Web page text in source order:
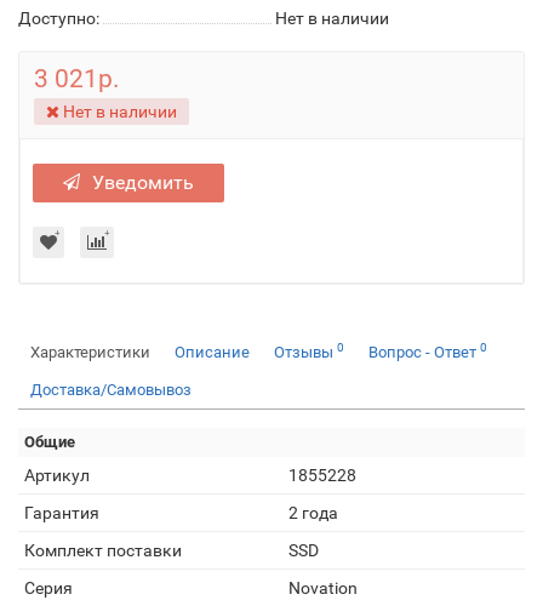
Доступно:
Нет в наличии
3 021р.
Нет в наличии
Уведомить
Характеристики Описание Отзывы 0 Вопрос - Ответ 0
Доставка/Самовывоз
Общие
Артикул
1855228
Гарантия
2 года
Комплект поставки
SSD
Серия
Novation